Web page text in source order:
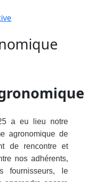
a eu lieu notre
agronomique de
de rencontre et
nos adhérents,
fournisseurs, le